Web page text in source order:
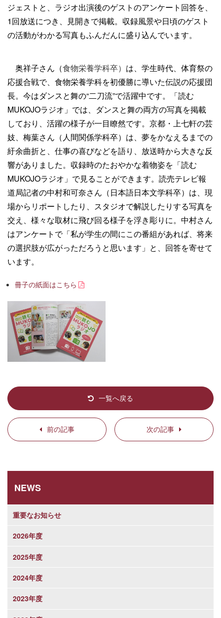
ジェストと、ラジオ出演後のゲストのアンケート回答を、
1回放送につき、見開きで掲載。収録風景や日頃のゲスト
の活動がわかる写真もふんだんに盛り込んでいます。
奥祥子さん （食物栄養学科卒） は、学生時代、体育祭の
応援合戦で、食物栄養学科を初優勝に導いた伝説の応援団
長。今はダンスと舞の“二刀流”で活躍中です。「読む
MUKOJOラジオ」では、ダンスと舞の両方の写真を掲載
しており、活躍の様子が一目瞭然です。京都・上七軒の芸
妓、梅葉さん（人間関係学科卒）は、夢をかなえるまでの
紆余曲折と、仕事の喜びなどを語り、放送時から大きな反
響がありました。収録時のたおやかな着物姿を「読む
MUKOJOラジオ」で見ることができます。読売テレビ報
道局記者の中村和可奈さん（日本語日本文学科卒）は、現
場からリポートしたり、スタジオで解説したりする写真を
交え、様々な取材に飛び回る様子を浮き彫りに。中村さん
はアンケートで「私が学生の間にこの番組があれば、将来
の選択肢が広がっただろうと思います」と、回答を寄せて
います。
冊子の紙面はこちら
前の記事
一覧へ戻る
次の記事
NEWS
重要なお知らせ
2026年度
2025年度
2024年度
2023年度